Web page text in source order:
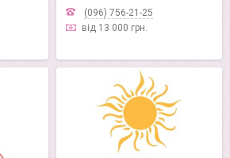
(096) 756-21-25
від 13 000 грн.